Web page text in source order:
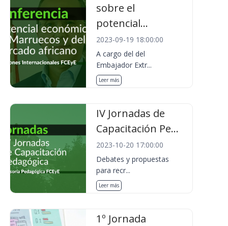
sobre el
potencial...
2023-09-19 18:00:00
A cargo del del
Embajador Extr...
Leer más
IV Jornadas de
Capacitación Pe...
2023-10-20 17:00:00
Debates y propuestas
para recr...
Leer más
1º Jornada